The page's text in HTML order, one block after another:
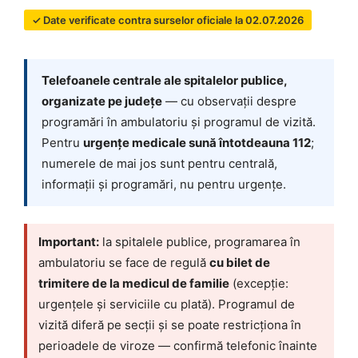
✓ Date verificate contra surselor oficiale la 02.07.2026
Telefoanele centrale ale spitalelor publice,
organizate pe județe — cu observații despre
programări în ambulatoriu și programul de vizită.
Pentru urgențe medicale sună întotdeauna 112;
numerele de mai jos sunt pentru centrală,
informații și programări, nu pentru urgențe.
Important: la spitalele publice, programarea în
ambulatoriu se face de regulă cu bilet de
trimitere de la medicul de familie (excepție:
urgențele și serviciile cu plată). Programul de
vizită diferă pe secții și se poate restricționa în
perioadele de viroze — confirmă telefonic înainte